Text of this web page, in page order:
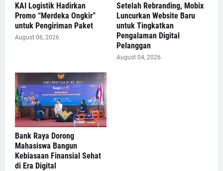
KAI Logistik Hadirkan
Promo “Merdeka Ongkir”
untuk Pengiriman Paket
August 06, 2026
Setelah Rebranding, Mobix
Luncurkan Website Baru
untuk Tingkatkan
Pengalaman Digital
Pelanggan
August 04, 2026
Bank Raya Dorong
Mahasiswa Bangun
Kebiasaan Finansial Sehat
di Era Digital